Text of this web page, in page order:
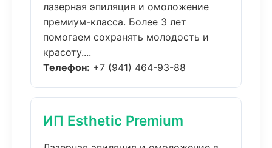
лазерная эпиляция и омоложение
премиум-класса. Более 3 лет
помогаем сохранять молодость и
красоту....
Телефон: +7 (941) 464-93-88
ИП Esthetic Premium